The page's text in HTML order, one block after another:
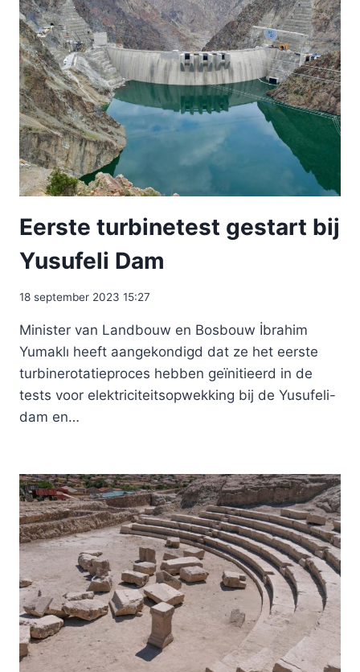
Eerste turbinetest gestart bij
Yusufeli Dam
18 september 2023 15:27
Minister van Landbouw en Bosbouw İbrahim
Yumaklı heeft aangekondigd dat ze het eerste
turbinerotatieproces hebben geïnitieerd in de
tests voor elektriciteitsopwekking bij de Yusufeli-
dam en…